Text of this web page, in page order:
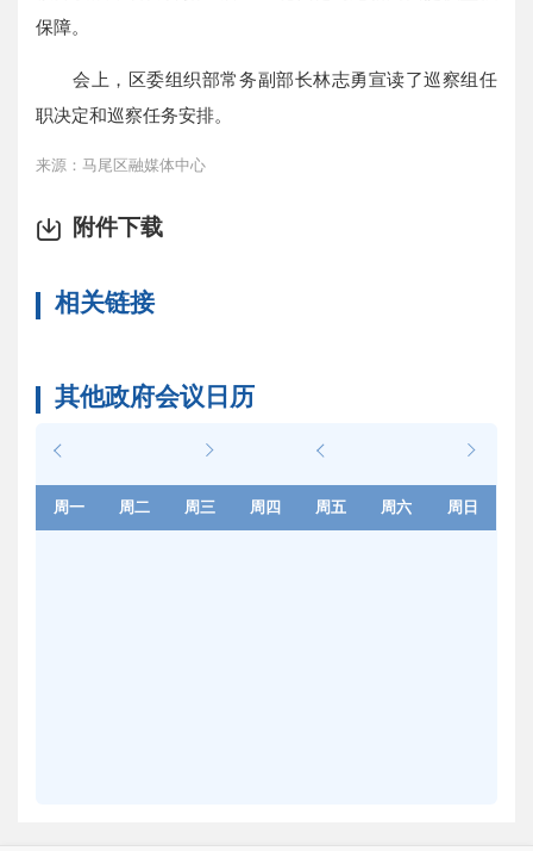
保障。
会上，区委组织部常务副部长林志勇宣读了巡察组任
职决定和巡察任务安排。
来源：马尾区融媒体中心
附件下载
相关链接
其他政府会议日历
周一 周二 周三 周四 周五 周六 周日